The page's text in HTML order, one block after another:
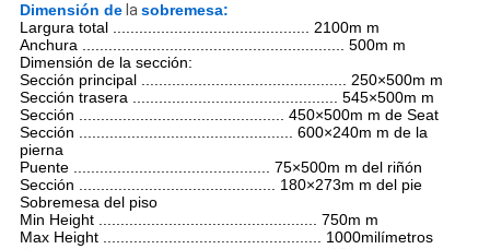
Dimensión delasobremesa:
Largura total ............................................. 2100m m
Anchura ............................................................ 500m m
Dimensión de la sección:
Sección principal ............................................... 250×500m m
Sección trasera ............................................... 545×500m m
Sección ............................................... 450×500m m de Seat
Sección ................................................. 600×240m m de la
pierna
Puente ............................................. 75×500m m del riñón
Sección ............................................. 180×273m m del pie
Sobremesa del piso
Min Height .................................................. 750m m
Max Height .................................................. 1000milímetros